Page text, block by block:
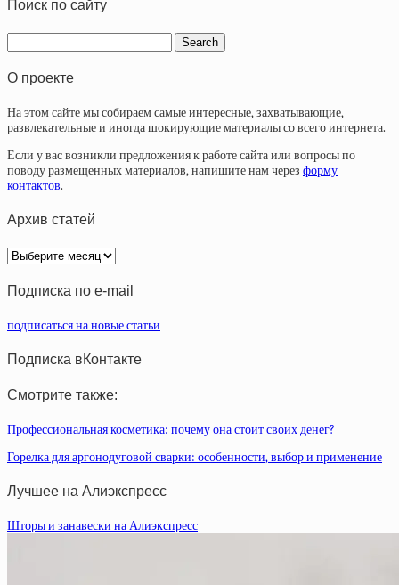
Поиск по сайту
О проекте
На этом сайте мы собираем самые интересные, захватывающие,
развлекательные и иногда шокирующие материалы со всего интернета.
Если у вас возникли предложения к работе сайта или вопросы по
поводу размещенных материалов, напишите нам через форму
контактов.
Архив статей
Архив
статей
Подписка по e-mail
подписаться на новые статьи
Подписка вКонтакте
Смотрите также:
Профессиональная косметика: почему она стоит своих денег?
Горелка для аргонодуговой сварки: особенности, выбор и применение
Лучшее на Алиэкспресс
Шторы и занавески на Алиэкспресс